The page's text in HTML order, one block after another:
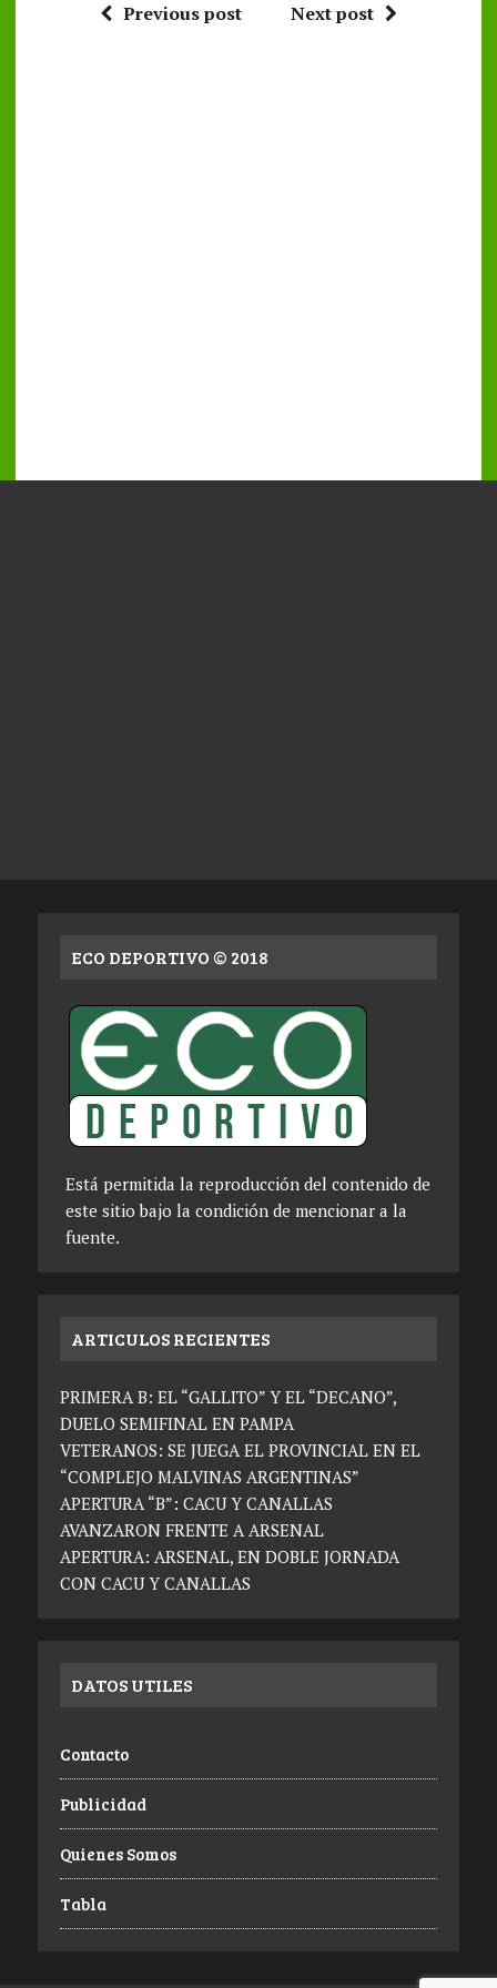
Previous post Next post
ECO DEPORTIVO © 2018
Está permitida la reproducción del contenido de
este sitio bajo la condición de mencionar a la
fuente.
ARTICULOS RECIENTES
PRIMERA B: EL “GALLITO” Y EL “DECANO”,
DUELO SEMIFINAL EN PAMPA
VETERANOS: SE JUEGA EL PROVINCIAL EN EL
“COMPLEJO MALVINAS ARGENTINAS”
APERTURA “B”: CACU Y CANALLAS
AVANZARON FRENTE A ARSENAL
APERTURA: ARSENAL, EN DOBLE JORNADA
CON CACU Y CANALLAS
DATOS UTILES
Contacto
Publicidad
Quienes Somos
Tabla